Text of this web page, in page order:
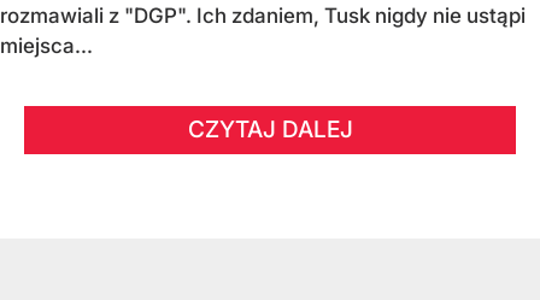
rozmawiali z "DGP". Ich zdaniem, Tusk nigdy nie ustąpi
miejsca...
CZYTAJ DALEJ